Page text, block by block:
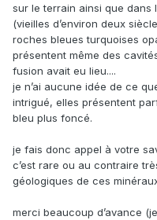
sur le terrain ainsi que dans
(vieilles d’environ deux
roches bleues turquoises
présentent même des
fusion avait eu lieu....
je n’ai aucune idée de ce
intrigué, elles présentent
bleu plus foncé.
je fais donc appel à votre
c’est rare ou au contraire
géologiques de ces
merci beaucoup d’avance